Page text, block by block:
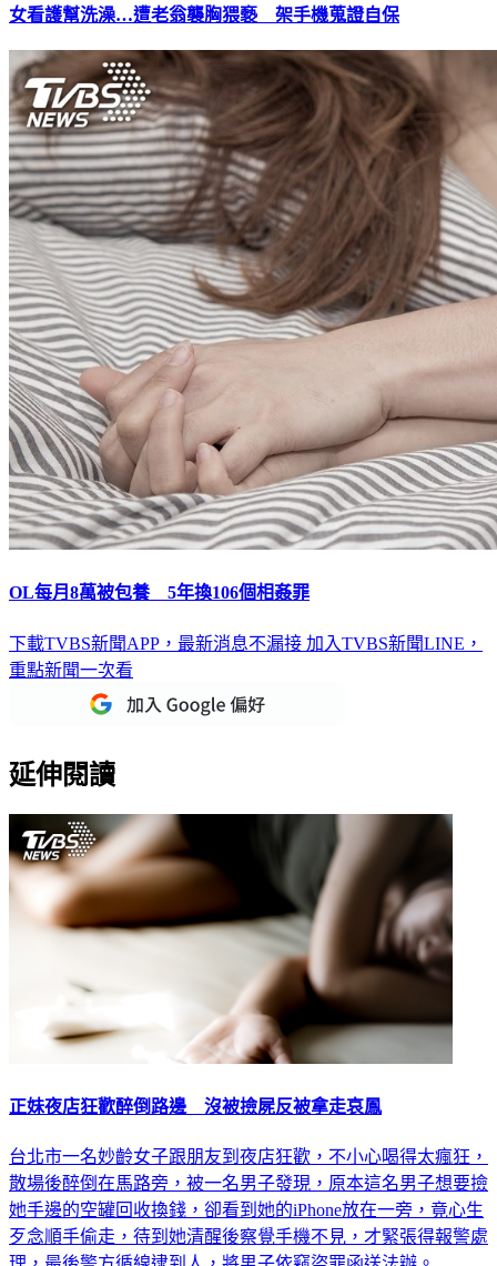
女看護幫洗澡…遭老翁襲胸猥褻 架手機蒐證自保
OL每月8萬被包養 5年換106個相姦罪
下載TVBS新聞APP，最新消息不漏接 加入TVBS新聞LINE，
重點新聞一次看
延伸閱讀
正妹夜店狂歡醉倒路邊 沒被撿屍反被拿走哀鳳
台北市一名妙齡女子跟朋友到夜店狂歡，不小心喝得太瘋狂，
散場後醉倒在馬路旁，被一名男子發現，原本這名男子想要撿
她手邊的空罐回收換錢，卻看到她的iPhone放在一旁，竟心生
歹念順手偷走，待到她清醒後察覺手機不見，才緊張得報警處